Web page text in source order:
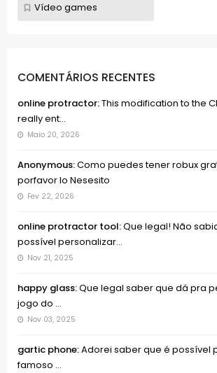
COMENTÁRIOS RECENTES
online protractor:This modification to the
really ent...
Maio 20, 2026
Anonymous:Como puedes tener robux
porfavor lo Nesesito
Fev 22, 2026
online protractor tool:Que legal! Não
possível personalizar...
Nov 21, 2025
happy glass:Que legal saber que dá pra
jogo do ...
Nov 03, 2025
gartic phone:Adorei saber que é possível
famoso ...
Vídeo games